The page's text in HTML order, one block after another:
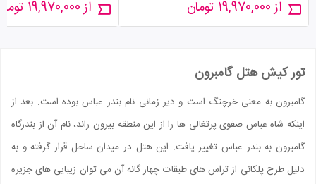
از 19,970,000 تومان از 19,970,000 تومان
تور کیش هتل گامبرون
گامبرون به معنی خرچنگ است و دیر زمانی نام بندر عباس بوده است. بعد از
اینکه شاه عباس صفوی پرتغالی ها را از این منطقه بیرون راند، نام آن از بندرگاه
گامبرون به بندر عباس تغییر یافت. این هتل در میدان ساحل قرار گرفته و به
دلیل طرح پلکانی از تراس های طبقات چهار گانه آن می توان زیبایی های جزیره